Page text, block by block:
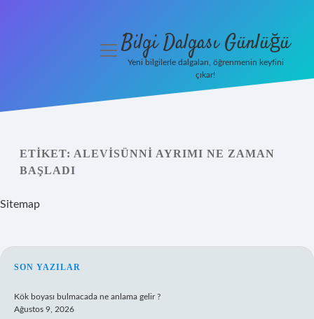
Yasal Uyarı
Hakkımızda
menüyüBilgi Dalgası Günlüğü
Yeni bilgilerle dalgalan, öğrenmenin keyfini
çıkar!
ETIKET: ALEVISÜNNI AYRIMI NE ZAMAN
BAŞLADI
Sitemap
SIDEBAR
SON YAZILAR
Kök boyası bulmacada ne anlama gelir ?
Ağustos 9, 2026